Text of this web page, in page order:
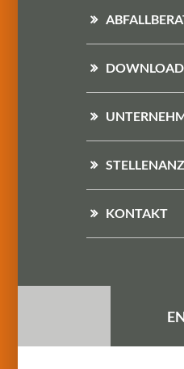
KONTAKT